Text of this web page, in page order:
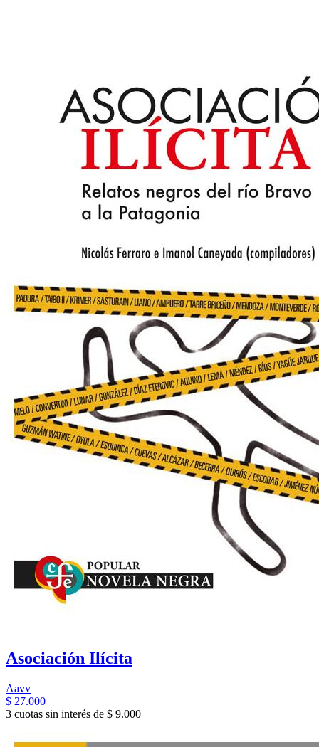
Asociación Ilícita
Aavv
$ 27.000
3 cuotas sin interés de $ 9.000